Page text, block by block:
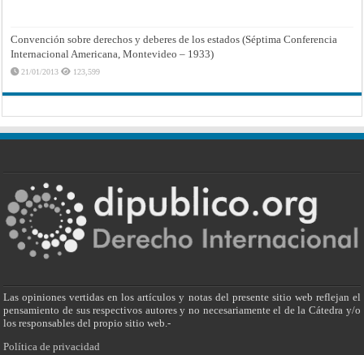
Convención sobre derechos y deberes de los estados (Séptima Conferencia
Internacional Americana, Montevideo – 1933)
21/01/2013 123,599
Las opiniones vertidas en los artículos y notas del presente sitio web reflejan el
pensamiento de sus respectivos autores y no necesariamente el de la Cátedra y/o
los responsables del propio sitio web.-
Política de privacidad